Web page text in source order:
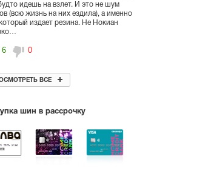
идешь на взлет. И это не шум
(всю жизнь на них ездила), а именно
издает резина. Не Нокиан
6 0
ВСЕ
шин в рассрочку